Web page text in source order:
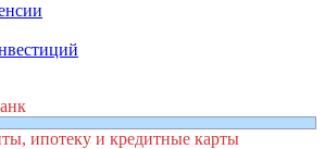
ипотеку и кредитные карты